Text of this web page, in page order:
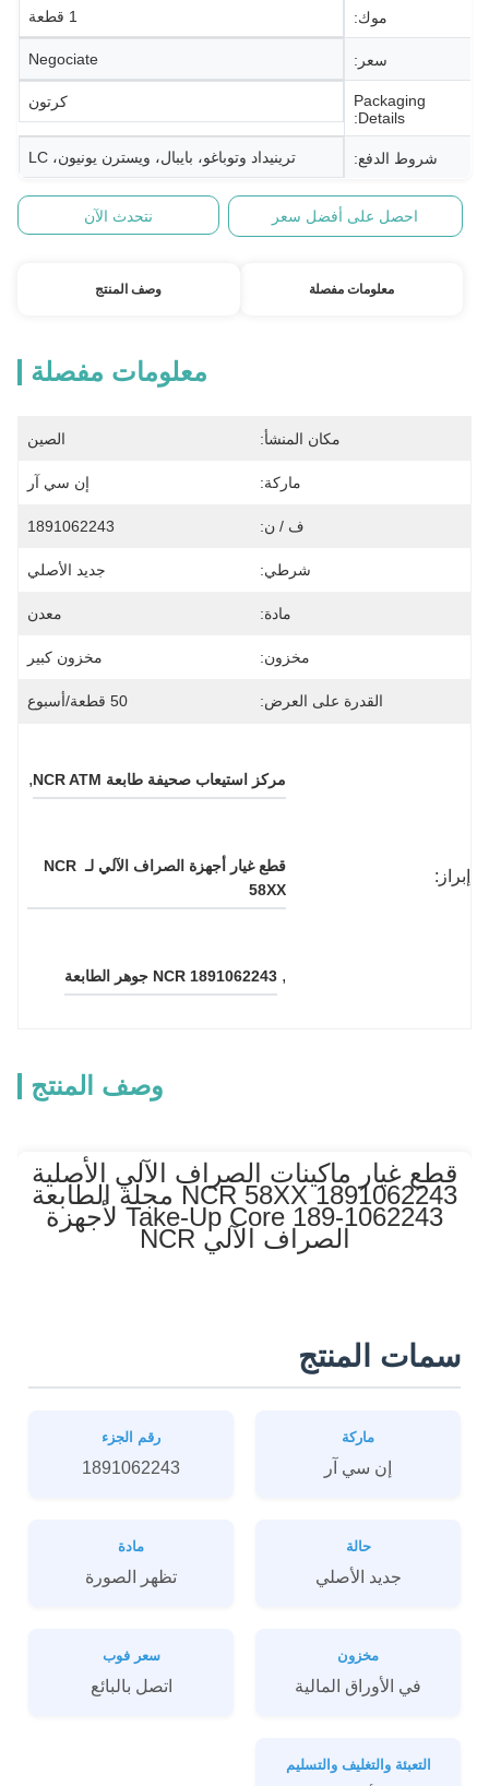
موك: 1 قطعة
سعر: Negociate
Packaging
Details:
كرتون
شروط الدفع: ترينيداد وتوباغو، بايبال، ويسترن يونيون، LC
احصل على أفضل سعر نتحدث الآن
معلومات مفصلة وصف المنتج
معلومات مفصلة
مكان المنشأ: الصين
ماركة: إن سي آر
ف / ن: 1891062243
شرطي: جديد الأصلي
مادة: معدن
مخزون: مخزون كبير
القدرة على العرض: 50 قطعة/أسبوع
إبراز:
مركز استيعاب صحيفة طابعة NCR ATM ,
قطع غيار أجهزة الصراف الآلي لـ NCR
58XX
, NCR 1891062243 جوهر الطابعة
وصف المنتج
قطع غيار ماكينات الصراف الآلي الأصلية
1891062243 NCR 58XX مجلة الطابعة
Take-Up Core 189-1062243 لأجهزة
الصراف الآلي NCR
سمات المنتج
ماركة
إن سي آر
رقم الجزء
1891062243
حالة
جديد الأصلي
مادة
تظهر الصورة
مخزون
في الأوراق المالية
سعر فوب
اتصل بالبائع
التعبئة والتغليف والتسليم